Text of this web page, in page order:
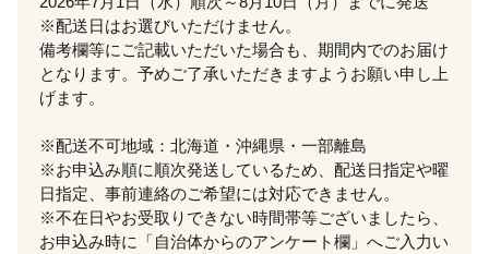
※配送日はお選びいただけません。
備考欄等にご記載いただいた場合も、期間内でのお届け
となります。予めご了承いただきますようお願い申し上
げます。
※配送不可地域：北海道・沖縄県・一部離島
※お申込み順に順次発送しているため、配送日指定や曜
日指定、事前連絡のご希望には対応できません。
※不在日やお受取りできない時間帯等ございましたら、
お申込み時に「自治体からのアンケート欄」へご入力い